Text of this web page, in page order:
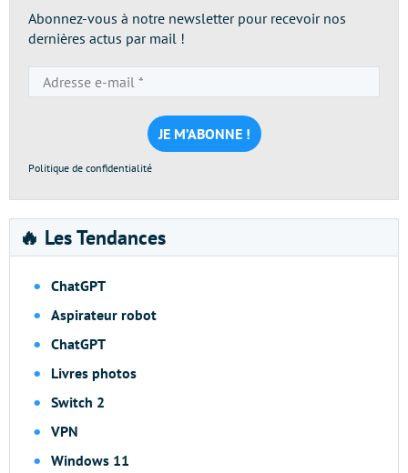
Abonnez-vous à notre newsletter pour recevoir nos
dernières actus par mail !
e-
mail
*
Politique de confidentialité
🔥 Les Tendances
ChatGPT
Aspirateur robot
ChatGPT
Livres photos
Switch 2
VPN
Windows 11